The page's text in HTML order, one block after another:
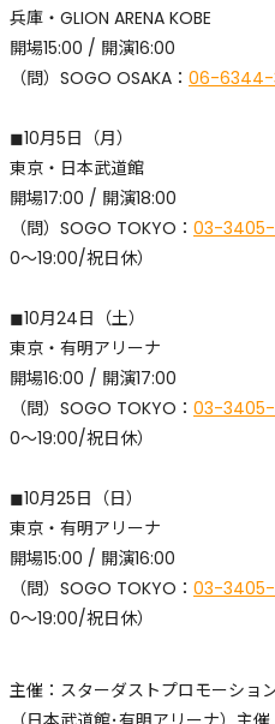
兵庫・GLION ARENA KOBE
開場15:00 / 開演16:00
​（問）SOGO OSAKA： 06-6344-
◼︎10月5日（月）
東京・日本武道館
開場17:00 / 開演18:00
​（問）SOGO TOKYO： 03-
0〜19:00/祝日休）
◼︎10月24日（土）
東京・有明アリーナ
開場16:00 / 開演17:00
​（問）SOGO TOKYO： 03-
0〜19:00/祝日休）
◼︎10月25日（日）
東京・有明アリーナ
開場15:00 / 開演16:00
​（問）SOGO TOKYO： 03-
0〜19:00/祝日休）
主催：スターダストプロモーショ